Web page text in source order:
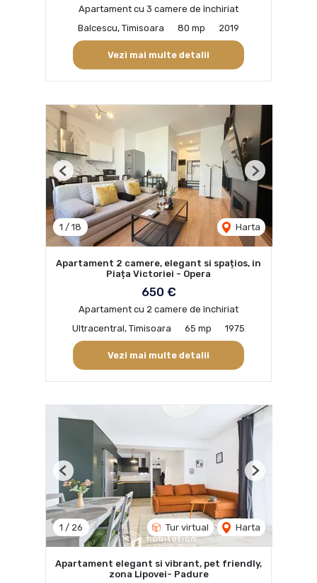
Apartament cu 3 camere de închiriat
Balcescu, Timisoara
80 mp 2019
Vezi mai multe detalii
1 / 18 Harta
Previous Next
Apartament 2 camere, elegant si spațios, in
Piața Victoriei - Opera
650 €
Apartament cu 2 camere de închiriat
Ultracentral, Timisoara
65 mp 1975
Vezi mai multe detalii
1 / 26 Tur virtual Harta
Previous Next
Apartament elegant si vibrant, pet friendly,
zona Lipovei- Padure